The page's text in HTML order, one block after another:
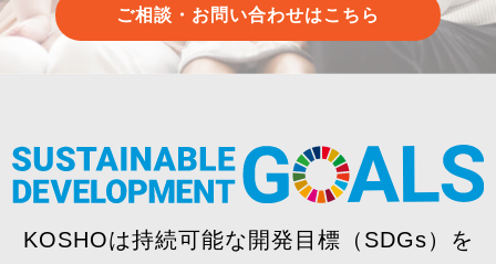
ご相談・お問い合わせはこちら
KOSHOは持続可能な開発目標（SDGs）を